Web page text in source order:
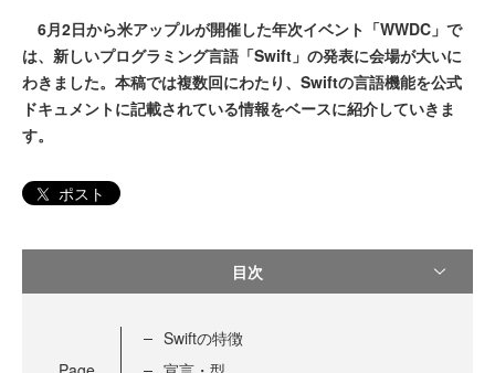
6月2日から米アップルが開催した年次イベント「WWDC」で
は、新しいプログラミング言語「Swift」の発表に会場が大いに
わきました。本稿では複数回にわたり、Swiftの言語機能を公式
ドキュメントに記載されている情報をベースに紹介していきま
す。
ポスト
目次
Swiftの特徴